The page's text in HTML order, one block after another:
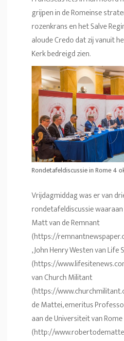
grijpen in de Romeinse
rozenkrans en het Salve
aloude Credo dat zij vanuit
Kerk bedreigd zien.
Rondetafeldiscussie in Rome 4
Vrijdagmiddag was er van
rondetafeldiscussie
Matt van de Remnant
(https://
, John Henry Westen van Life
(https://
van Church Militant
(https://
de Mattei, emeritus
aan de Universiteit van Rome
(http://